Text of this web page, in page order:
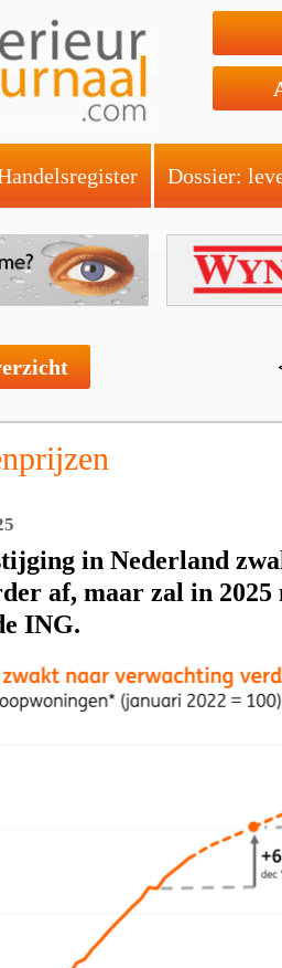
Dossier:
in Nederland
af, maar zal in 2025
ING.